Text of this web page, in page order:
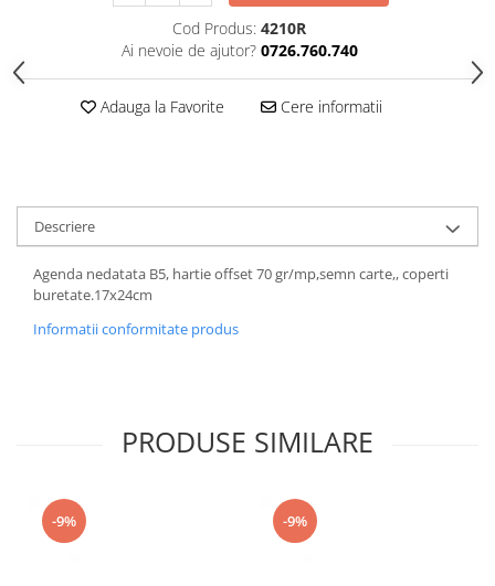
Cod Produs: 4210R
Ai nevoie de ajutor? 0726.760.740
Adauga la Favorite Cere informatii
Descriere
Agenda nedatata B5, hartie offset 70 gr/mp,semn carte,, coperti
buretate.17x24cm
Informatii conformitate produs
PRODUSE SIMILARE
-9% -9%